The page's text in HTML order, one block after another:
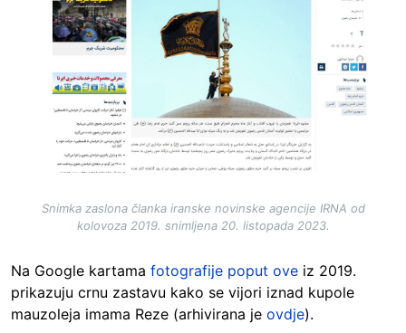
Snimka zaslona članka iranske novinske agencije IRNA od
kolovoza 2019. snimljena 20. listopada 2023.
Na Google kartama fotografije poput ove iz 2019.
prikazuju crnu zastavu kako se vijori iznad kupole
mauzoleja imama Reze (arhivirana je ovdje).